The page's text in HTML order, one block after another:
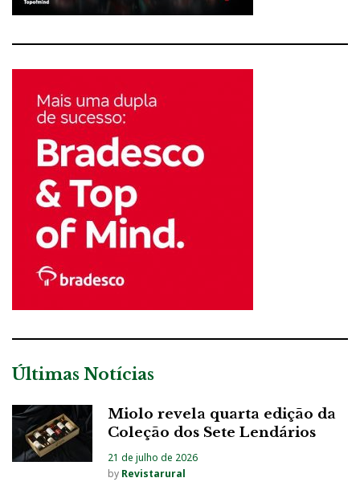
Últimas Notícias
Miolo revela quarta edição da
Coleção dos Sete Lendários
21 de julho de 2026
by Revistarural